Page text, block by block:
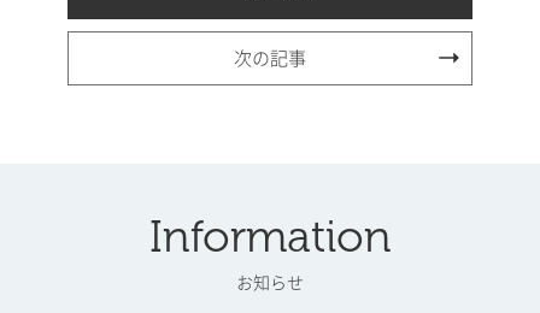
次の記事
Information
お知らせ